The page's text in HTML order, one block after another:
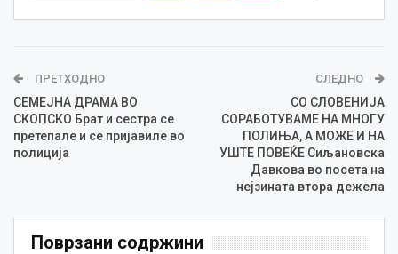
ПРЕТХОДНО
СЕМЕЈНА ДРАМА ВО
СКОПСКО Брат и сестра се
претепале и се пријавиле во
полиција
СЛЕДНО
СО СЛОВЕНИЈА
СОРАБОТУВАМЕ НА МНОГУ
ПОЛИЊА, А МОЖЕ И НА
УШТЕ ПОВЕЌЕ Сиљановска
Давкова во посета на
нејзината втора дежела
Поврзани содржини